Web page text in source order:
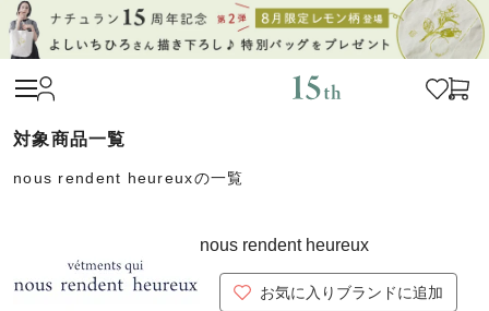
nous rendent heureuxの一覧
nous rendent heureux
お気に入りブランドに追加